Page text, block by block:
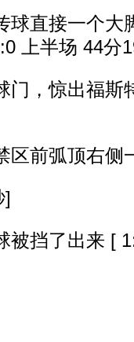
直接一个大
上半场 44分
，惊出福斯
前弧顶右侧
]
挡了出来 [